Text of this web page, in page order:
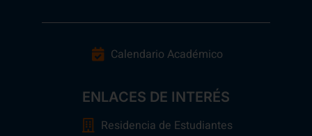
Calendario Académico
ENLACES DE INTERÉS
Residencia de Estudiantes